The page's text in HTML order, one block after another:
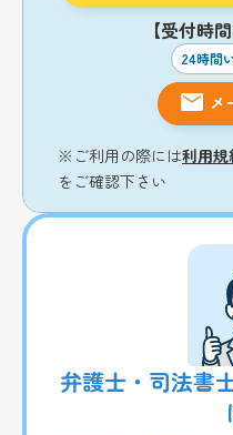
【受付時
24時間
メ
※ご利用の際には利用規
をご確認下さい
弁護士・司法書